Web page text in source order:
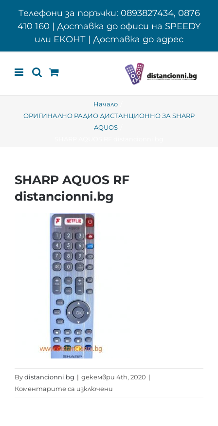
Телефони за поръчки: 0893827434, 0876
410 160 | Доставка до офиси на SPEEDY
или ЕКОНТ | Доставка до адрес
Начало
ОРИГИНАЛНО РАДИО ДИСТАНЦИОННО ЗА SHARP
AQUOS
SHARP AQUOS RF
distancionni.bg
Bydistancionni.bg | декември 4th, 2020 |
Коментарите са изключени